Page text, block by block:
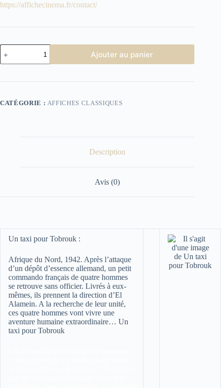
https://affichecinema.fr/contact/
quantité
de
Affiche
Un
Tobrouk
Ajouter au panier
CATÉGORIE : AFFICHES CLASSIQUES
Description
Avis (0)
Un taxi pour Tobrouk :
Afrique du Nord, 1942. Après l’attaque
d’un dépôt d’essence allemand, un petit
commando français de quatre hommes
se retrouve sans officier. Livrés à eux-
mêmes, ils prennent la direction d’El
Alamein. A la recherche de leur unité,
ces quatre hommes vont vivre une
aventure humaine extraordinaire… Un
taxi pour Tobrouk